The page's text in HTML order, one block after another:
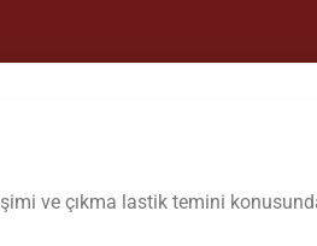
ve çıkma lastik temini